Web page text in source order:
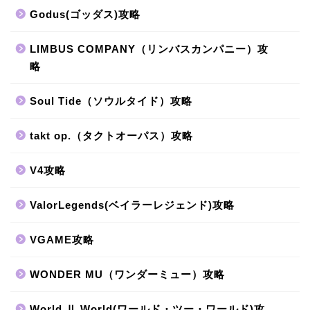
Godus(ゴッダス)攻略
LIMBUS COMPANY（リンバスカンパニー）攻
略
Soul Tide（ソウルタイド）攻略
takt op.（タクトオーパス）攻略
V4攻略
ValorLegends(ベイラーレジェンド)攻略
VGAME攻略
WONDER MU（ワンダーミュー）攻略